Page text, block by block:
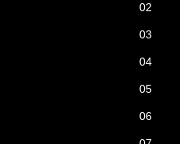
02
03
04
05
06